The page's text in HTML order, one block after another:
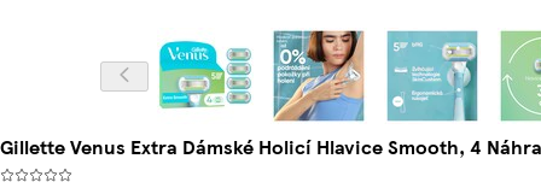
Gillette Venus Extra Dámské Holicí Hlavice Smooth, 4